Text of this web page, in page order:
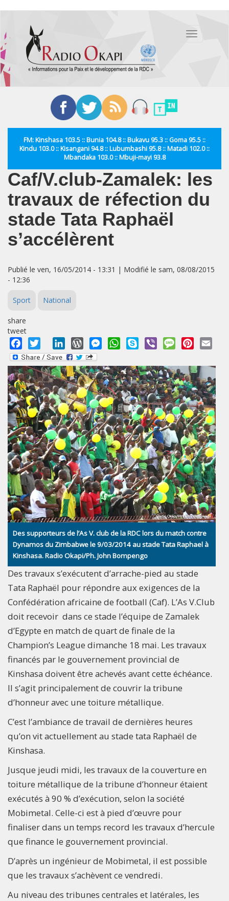
contenu
principal
Toggle
FM: Kinshasa 103.5 :: Bunia 104.8 :: Bukavu 95.3 :: Goma 95.5 ::
Kindu 103.0 :: Kisangani 94.8 :: Lubumbashi 95.8 :: Matadi 102.0 ::
Mbandaka 103.0 :: Mbuji-mayi 93.8
Caf/V.club-Zamalek: les
travaux de réfection du
stade Tata Raphaël
s’accélèrent
Publié le ven, 16/05/2014 - 13:31 | Modifié le sam, 08/08/2015
- 12:36
Sport National
share
tweet
Facebook
Twitter LinkedInWordPressMessengerWhatsApp
Skype Viber MessagePinterest
Des supporteurs de l’As V. club de la RDC lors du match contre
Dynamos du Zimbabwe le 9/03/2014 au stade Tata Raphael à
Kinshasa. Radio Okapi/Ph. John Bompengo
Des travaux s’exécutent d’arrache-pied au stade
Tata Raphaël pour répondre aux exigences de la
Confédération africaine de football (Caf). L’As V.Club
doit recevoir dans ce stade l’équipe de Zamalek
d’Egypte en match de quart de finale de la
Champion’s League dimanche 18 mai. Les travaux
financés par le gouvernement provincial de
Kinshasa doivent être achevés avant cette échéance.
Il s’agit principalement de couvrir la tribune
d’honneur avec une toiture métallique.
C’est l’ambiance de travail de dernières heures
qu’on vit actuellement au stade tata Raphaël de
Kinshasa.
Jusque jeudi midi, les travaux de la couverture en
toiture métallique de la tribune d’honneur étaient
exécutés à 90 % d’exécution, selon la société
Mobimetal. Celle-ci est à pied d’œuvre pour
finaliser dans un temps record les travaux d’hercule
que finance le gouvernement provincial.
D’après un ingénieur de Mobimetal, il est possible
que les travaux s’achèvent ce vendredi.
Au niveau des tribunes centrales et latérales, les